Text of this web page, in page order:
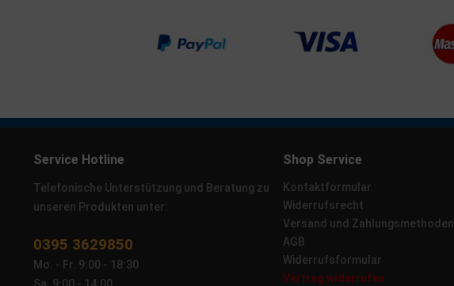
Service Hotline
Telefonische Unterstützung und Beratung zu
unseren Produkten unter:
0395 3629850
Mo. - Fr. 9:00 - 18:30
Shop Service
Kontaktformular
Widerrufsrecht
Versand und Zahlungsmethoden
AGB
Widerrufsformular
Vertrag widerrufen